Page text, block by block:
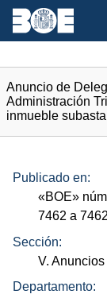
Anuncio de
Administración
inmueble
Publicado en:
«BOE»
7462 a
Sección:
V. Anuncios
Departamento: